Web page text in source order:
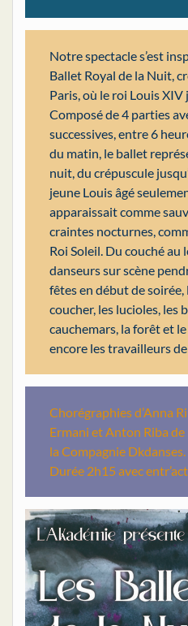
Notre spectacle s’est
Ballet Royal de la Nuit,
Paris, où le roi Louis XIV
Composé de 4 parties
successives, entre 6
du matin, le ballet
nuit, du crépuscule
jeune Louis âgé
apparaissait comme
craintes nocturnes,
Roi Soleil. Du couché au
danseurs sur scène
fêtes en début de soirée,
coucher, les lucioles, les
cauchemars, la forêt et
encore les travailleurs
Chorégraphies d’Anna
Ermani et Anton Riba
la Compagnie Dkdanses.
Durée 2h15 avec